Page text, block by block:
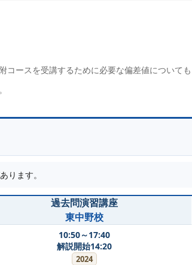
コースを受講するために必要な偏差値についても
ります。
過去問演習講座
東中野校
10:50～17:40
解説開始14:20
2024